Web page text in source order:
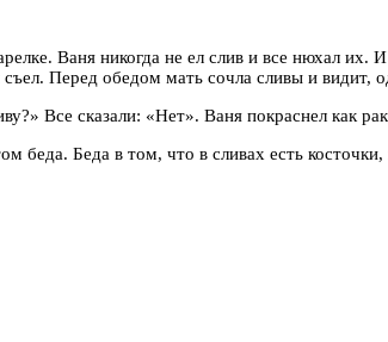
Ваня никогда не ел слив и все нюхал
Перед обедом мать сочла сливы и видит,
Все сказали: «Нет». Ваня покраснел как
беда. Беда в том, что в сливах есть